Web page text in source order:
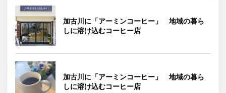
加古川に「アーミンコーヒー」 地域の暮ら
しに溶け込むコーヒー店
加古川に「アーミンコーヒー」 地域の暮ら
しに溶け込むコーヒー店